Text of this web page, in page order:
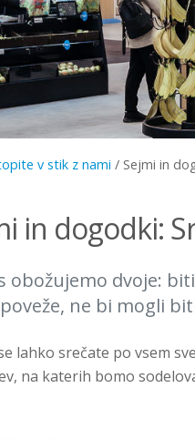
v stik z nami / Sejmi in
in dogodki:
obožujemo dvoje:
ne bi mogli
lahko srečate po vsem
na katerih bomo